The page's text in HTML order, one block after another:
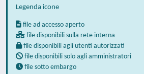
Legenda icone
file ad accesso aperto
file disponibili sulla rete interna
file disponibili agli utenti autorizzati
file disponibili solo agli amministratori
file sotto embargo